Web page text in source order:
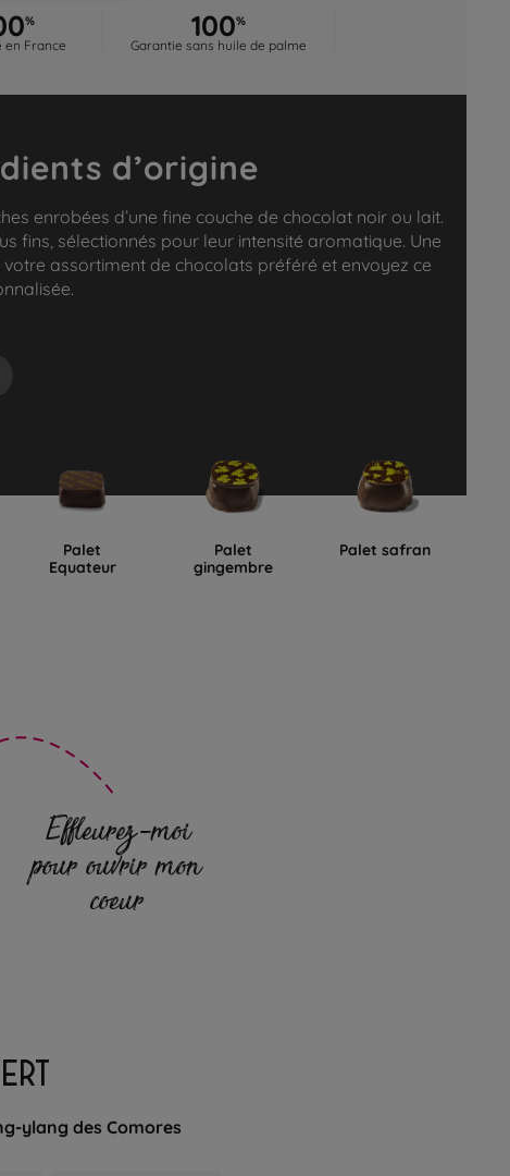
%
en France 100%
Garantie sans huile de palme
d’origine
enrobées d’une fine couche de chocolat noir ou lait.
fins, sélectionnés pour leur intensité aromatique. Une
assortiment de chocolats préféré et envoyez ce
Palet
Equateur
Palet
gingembre
Palet safran
Effleurez-moi
pour ouvrir mon
coeur
ylang des Comores